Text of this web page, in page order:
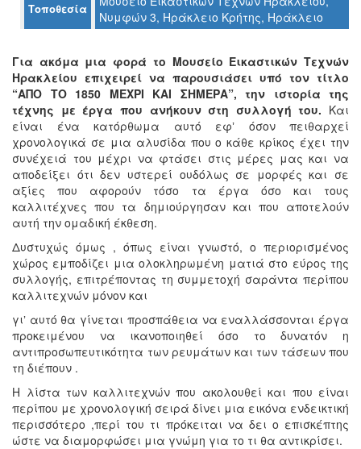
ΤΟΠΟΣ
ΔΗΜΟΣ
ΠΟΛΙΤΙΣΜΟΣ
ΑΝΘΕΚΤΙΚΗ
ΠΟΛΗ
Τοποθεσία
Νυμφών 3, Ηράκλειο Κρήτης, Ηράκλειο
Για ακόμα μια φορά το Μουσείο Εικαστικών Τεχνών
Ηρακλείου επιχειρεί να παρουσιάσει υπό τον τίτλο
“ΑΠΟ ΤΟ 1850 ΜΕΧΡΙ ΚΑΙ ΣΗΜΕΡΑ”, την ιστορία της
τέχνης με έργα που ανήκουν στη συλλογή του. Και
είναι ένα κατόρθωμα αυτό εφʼ όσον πειθαρχεί
χρονολογικά σε μια αλυσίδα που ο κάθε κρίκος έχει την
συνέχειά του μέχρι να φτάσει στις μέρες μας και να
αποδείξει ότι δεν υστερεί ουδόλως σε μορφές και σε
αξίες που αφορούν τόσο τα έργα όσο και τους
καλλιτέχνες που τα δημιούργησαν και που αποτελούν
αυτή την ομαδική έκθεση.
Δυστυχώς όμως , όπως είναι γνωστό, ο περιορισμένος
χώρος εμποδίζει μια ολοκληρωμένη ματιά στο εύρος της
συλλογής, επιτρέποντας τη συμμετοχή σαράντα περίπου
καλλιτεχνών μόνον και
γιʼ αυτό θα γίνεται προσπάθεια να εναλλάσσονται έργα
προκειμένου να ικανοποιηθεί όσο το δυνατόν η
αντιπροσωπευτικότητα των ρευμάτων και των τάσεων που
τη διέπουν .
Η λίστα των καλλιτεχνών που ακολουθεί και που είναι
περίπου με χρονολογική σειρά δίνει μια εικόνα ενδεικτική
περισσότερο ,περί του τι πρόκειται να δει ο επισκέπτης
ώστε να διαμορφώσει μια γνώμη για το τι θα αντικρίσει.